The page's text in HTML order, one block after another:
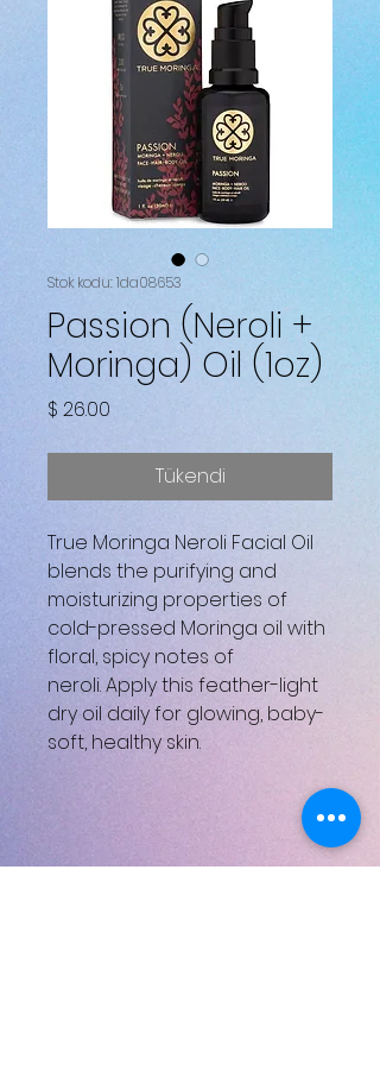
Stok kodu: 1da08653
Passion (Neroli +
Moringa) Oil (1oz)
$ 26.00
Tükendi
True Moringa Neroli Facial Oil
blends the purifying and
moisturizing properties of
cold-pressed Moringa oil with
floral, spicy notes of
neroli. Apply this feather-light
dry oil daily for glowing, baby-
soft, healthy skin.